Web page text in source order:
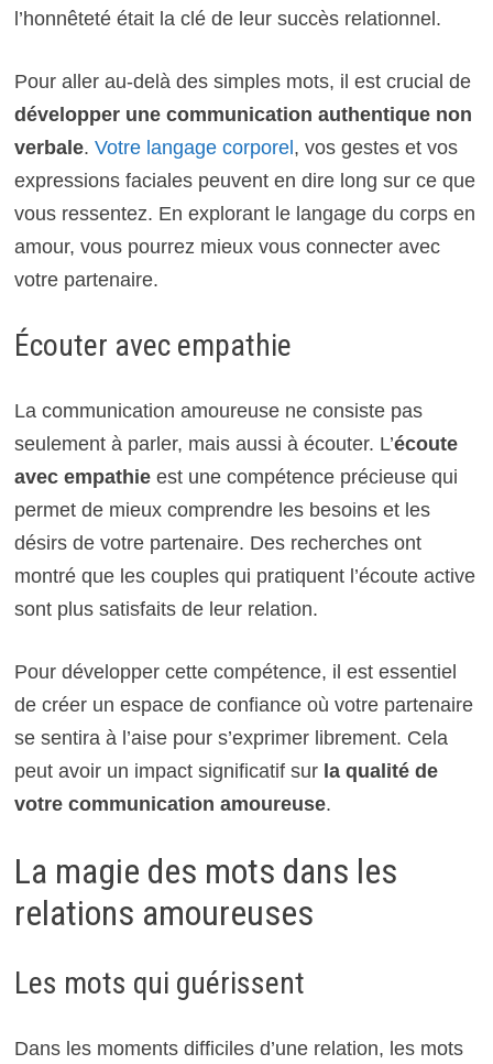
l’honnêteté était la clé de leur succès relationnel.
Pour aller au-delà des simples mots, il est crucial de
développer une communication authentique non
verbale. Votre langage corporel , vos gestes et vos
expressions faciales peuvent en dire long sur ce que
vous ressentez. En explorant le langage du corps en
amour, vous pourrez mieux vous connecter avec
votre partenaire.
Écouter avec empathie
La communication amoureuse ne consiste pas
seulement à parler, mais aussi à écouter. L’écoute
avec empathieest une compétence précieuse qui
permet de mieux comprendre les besoins et les
désirs de votre partenaire. Des recherches ont
montré que les couples qui pratiquent l’écoute active
sont plus satisfaits de leur relation.
Pour développer cette compétence, il est essentiel
de créer un espace de confiance où votre partenaire
se sentira à l’aise pour s’exprimer librement. Cela
peut avoir un impact significatif sur la qualité de
votre communication amoureuse.
La magie des mots dans les
relations amoureuses
Les mots qui guérissent
Dans les moments difficiles d’une relation, les mots